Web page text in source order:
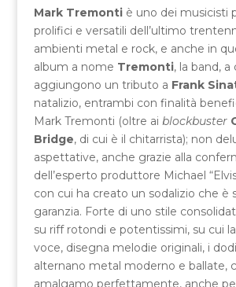
Mark Tremontiè uno dei musicisti
prolifici e versatili dell’ultimo
ambienti metal e rock, e anche in
album a nome Tremonti, la band, a
aggiungono un tributo a Frank
natalizio, entrambi con finalità
Mark Tremonti (oltre ai blockbuster
Bridge, di cui è il chitarrista); non
aspettative, anche grazie alla
dell’esperto produttore Michael
con cui ha creato un sodalizio che è
garanzia. Forte di uno stile
su riff rotondi e potentissimi, su cui
voce, disegna melodie originali, i
alternano metal moderno e ballate,
amalgamo perfettamente, anche